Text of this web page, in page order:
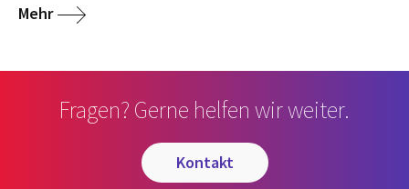
Mehrmedia
Fragen? Gerne helfen wir weiter.
kontakt